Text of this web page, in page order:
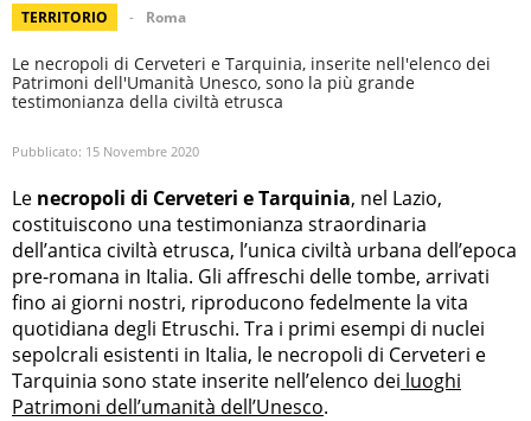
TERRITORIO Roma
Le necropoli di Cerveteri e Tarquinia, inserite nell'elenco dei
Patrimoni dell'Umanità Unesco, sono la più grande
testimonianza della civiltà etrusca
Pubblicato: 15 Novembre 2020
Le necropoli di Cerveteri e Tarquinia, nel Lazio,
costituiscono una testimonianza straordinaria
dell’antica civiltà etrusca, l’unica civiltà urbana dell’epoca
pre-romana in Italia. Gli affreschi delle tombe, arrivati
fino ai giorni nostri, riproducono fedelmente la vita
quotidiana degli Etruschi. Tra i primi esempi di nuclei
sepolcrali esistenti in Italia, le necropoli di Cerveteri e
Tarquinia sono state inserite nell’elenco dei luoghi
Patrimoni dell’umanità dell’Unesco.